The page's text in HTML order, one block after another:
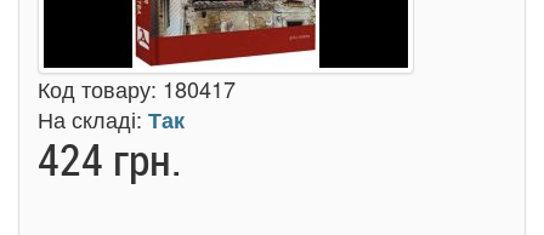
Код товару: 180417
На складі: Так
424 грн.